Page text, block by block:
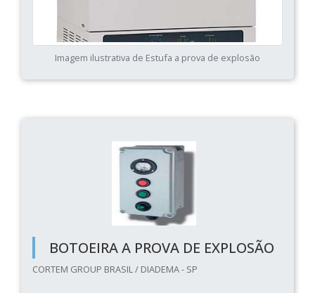
Imagem ilustrativa de Estufa a prova de explosão
BOTOEIRA A PROVA DE EXPLOSÃO
CORTEM GROUP BRASIL / DIADEMA - SP